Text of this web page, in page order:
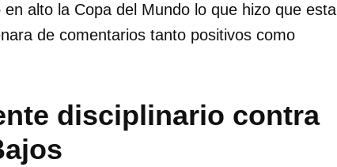
alto la Copa del Mundo lo que hizo que esta
de comentarios tanto positivos como
disciplinario contra